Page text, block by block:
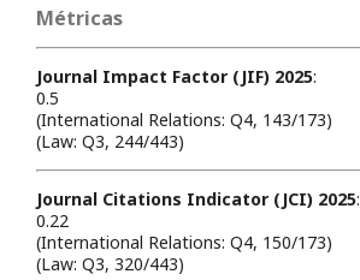
Métricas
Journal Impact Factor (JIF) 2025:
0.5
(International Relations: Q4, 143/173)
(Law: Q3, 244/443)
Journal Citations Indicator (JCI) 2025:
0.22
(International Relations: Q4, 150/173)
(Law: Q3, 320/443)